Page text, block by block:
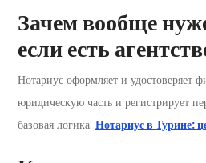
Зачем вообще
если есть
Нотариус оформляет и удостоверяет
юридическую часть и регистрирует
базовая логика: Нотариус в Турине: